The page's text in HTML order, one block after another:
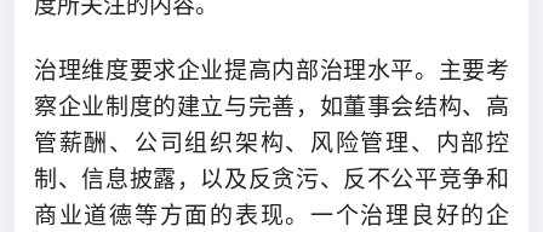
度所关注的内容。
治理维度要求企业提高内部治理水平。主要考
察企业制度的建立与完善，如董事会结构、高
管薪酬、公司组织架构、风险管理、内部控
制、信息披露，以及反贪污、反不公平竞争和
商业道德等方面的表现。一个治理良好的企